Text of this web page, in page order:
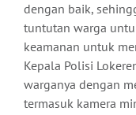
dengan baik,
tuntutan warga
keamanan untuk
Kepala Polisi
warganya dengan
termasuk kamera